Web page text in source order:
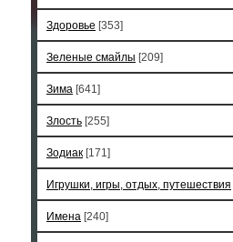
Здоровье [353]
Зеленые смайлы [209]
Зима [641]
Злость [255]
Зодиак [171]
Игрушки, игры, отдых, путешествия
Имена [240]